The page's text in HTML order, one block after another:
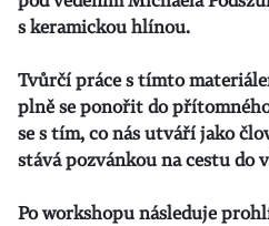
s keramickou hlínou.
Tvůrčí práce s tímto
plně se ponořit do
se s tím, co nás utváří jako
stává pozvánkou na cestu do
Po workshopu následuje